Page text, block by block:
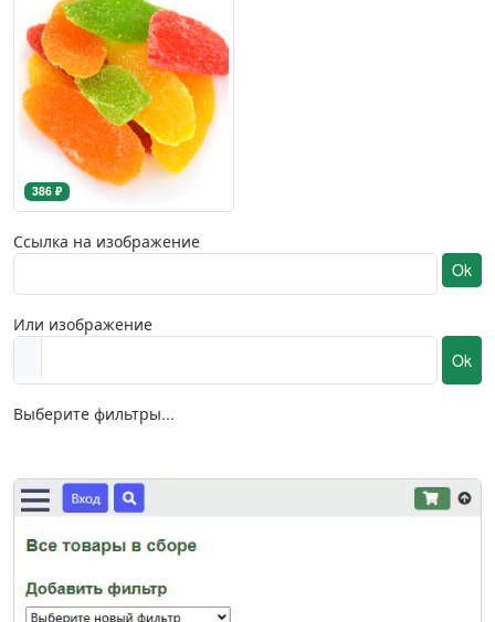
386 ₽
Ссылка на изображение
Ok
Или изображение
Ok
Выберите фильтры...